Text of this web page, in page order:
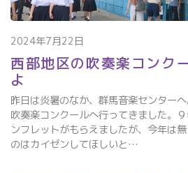
2024年7月22日
西部地区の吹奏楽コンク
よ
昨日は炎暑のなか、群馬音楽センター
吹奏楽コンクールへ行ってきました。
ンフレットがもらえましたが、今年は
のはカイゼンしてほしいと…